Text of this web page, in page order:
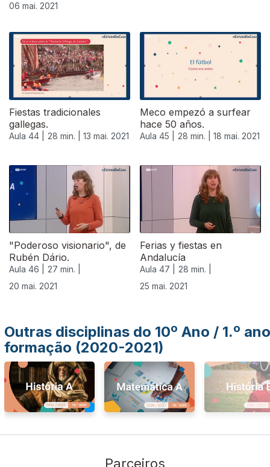
06 mai. 2021
Fiestas tradicionales
gallegas.
Aula 44 | 28 min. | 13 mai. 2021
Meco empezó a surfear
hace 50 años.
Aula 45 | 28 min. | 18 mai. 2021
"Poderoso visionario", de
Rubén Dário.
Aula 46 |
27 min. |
20 mai. 2021
Ferias y fiestas en
Andalucía
Aula 47 |
28 min. |
25 mai. 2021
546377
Outras disciplinas do 10º Ano / 1.º ano
formação (2020-2021)
Parceiros